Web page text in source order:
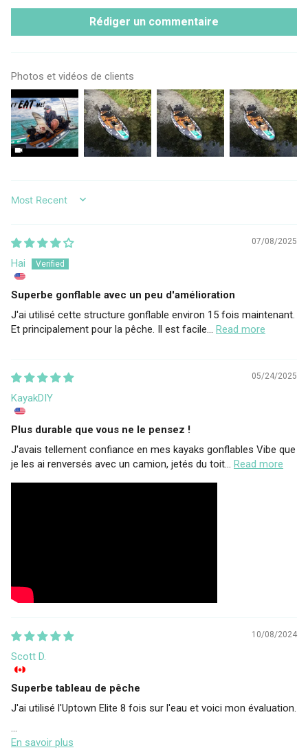
Rédiger un commentaire
Photos et vidéos de clients
SORT BY
07/08/2025
Hai
Superbe gonflable avec un peu d'amélioration
J'ai utilisé cette structure gonflable environ 15 fois maintenant.
Et principalement pour la pêche. Il est facile... Read more
05/24/2025
KayakDIY
Plus durable que vous ne le pensez !
J'avais tellement confiance en mes kayaks gonflables Vibe que
je les ai renversés avec un camion, jetés du toit... Read more
10/08/2024
Scott D.
Superbe tableau de pêche
J'ai utilisé l'Uptown Elite 8 fois sur l'eau et voici mon évaluation.
...
En savoir plus